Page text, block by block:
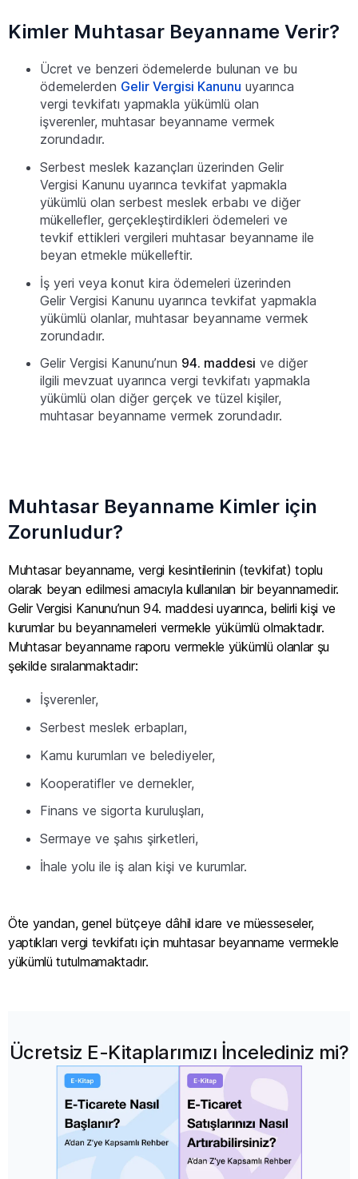
Kimler Muhtasar Beyanname Verir?
Ücret ve benzeri ödemelerde bulunan ve bu
ödemelerden Gelir Vergisi Kanunu uyarınca
vergi tevkifatı yapmakla yükümlü olan
işverenler, muhtasar beyanname vermek
zorundadır.
Serbest meslek kazançları üzerinden Gelir
Vergisi Kanunu uyarınca tevkifat yapmakla
yükümlü olan serbest meslek erbabı ve diğer
mükellefler, gerçekleştirdikleri ödemeleri ve
tevkif ettikleri vergileri muhtasar beyanname ile
beyan etmekle mükelleftir.
İş yeri veya konut kira ödemeleri üzerinden
Gelir Vergisi Kanunu uyarınca tevkifat yapmakla
yükümlü olanlar, muhtasar beyanname vermek
zorundadır.
Gelir Vergisi Kanunu’nun 94. maddesi ve diğer
ilgili mevzuat uyarınca vergi tevkifatı yapmakla
yükümlü olan diğer gerçek ve tüzel kişiler,
muhtasar beyanname vermek zorundadır.
Muhtasar Beyanname Kimler için
Zorunludur?
Muhtasar beyanname, vergi kesintilerinin (tevkifat) toplu
olarak beyan edilmesi amacıyla kullanılan bir beyannamedir.
Gelir Vergisi Kanunu’nun 94. maddesi uyarınca, belirli kişi ve
kurumlar bu beyannameleri vermekle yükümlü olmaktadır.
Muhtasar beyanname raporu vermekle yükümlü olanlar şu
şekilde sıralanmaktadır:
İşverenler,
Serbest meslek erbapları,
Kamu kurumları ve belediyeler,
Kooperatifler ve dernekler,
Finans ve sigorta kuruluşları,
Sermaye ve şahıs şirketleri,
İhale yolu ile iş alan kişi ve kurumlar.
Öte yandan, genel bütçeye dâhil idare ve müesseseler,
yaptıkları vergi tevkifatı için muhtasar beyanname vermekle
yükümlü tutulmamaktadır.
Ücretsiz E-Kitaplarımızı İncelediniz mi?